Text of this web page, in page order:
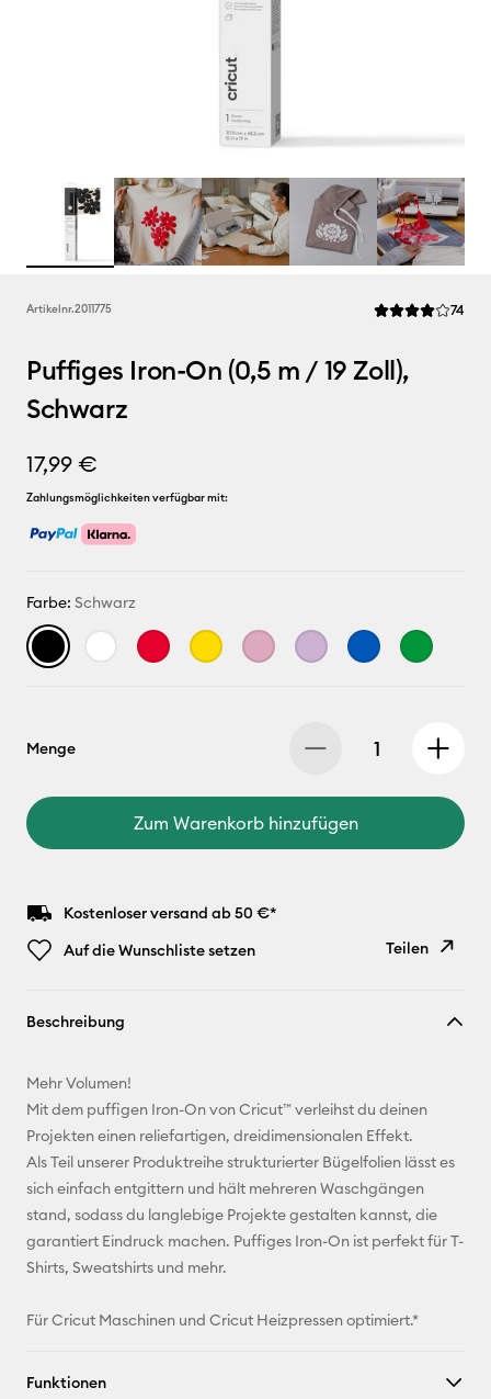
Artikelnr.2011775 Die 74
Puffiges Iron-On (0,5 m / 19 Zoll),
Schwarz
17,99 €
Zahlungsmöglichkeiten verfügbar mit:
Farbe: Schwarz
Menge
Zum Warenkorb hinzufügen
Kostenloser versand ab 50 €*
Auf die Wunschliste setzen
Teilen
Adresse
Pinterest
Facebook
Beschreibung
Mehr Volumen!
Mit dem puffigen Iron-On von Cricut™ verleihst du deinen
Projekten einen reliefartigen, dreidimensionalen Effekt.
Als Teil unserer Produktreihe strukturierter Bügelfolien lässt es
sich einfach entgittern und hält mehreren Waschgängen
stand, sodass du langlebige Projekte gestalten kannst, die
garantiert Eindruck machen. Puffiges Iron-On ist perfekt für T-
Shirts, Sweatshirts und mehr.
Für Cricut Maschinen und Cricut Heizpressen optimiert.*
Funktionen